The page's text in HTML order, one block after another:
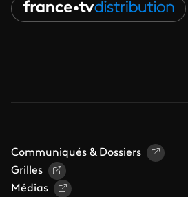
Communiqués & Dossiers
Grilles
Médias